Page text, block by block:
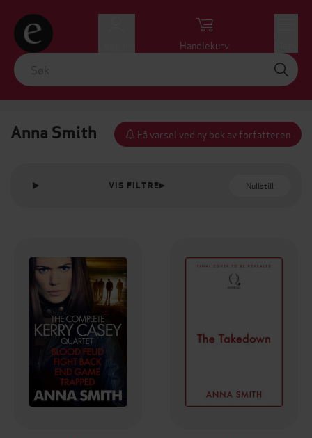
Handlekurv
Anna Smith Få varsel ved ny bok av forfatteren
VIS FILTRE Nullstill